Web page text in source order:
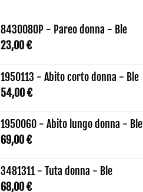
8430080P - Pareo donna - Ble
23,00€
1950113 - Abito corto donna - Ble
54,00€
1950060 - Abito lungo donna - Ble
69,00€
3481311 - Tuta donna - Ble
68,00€